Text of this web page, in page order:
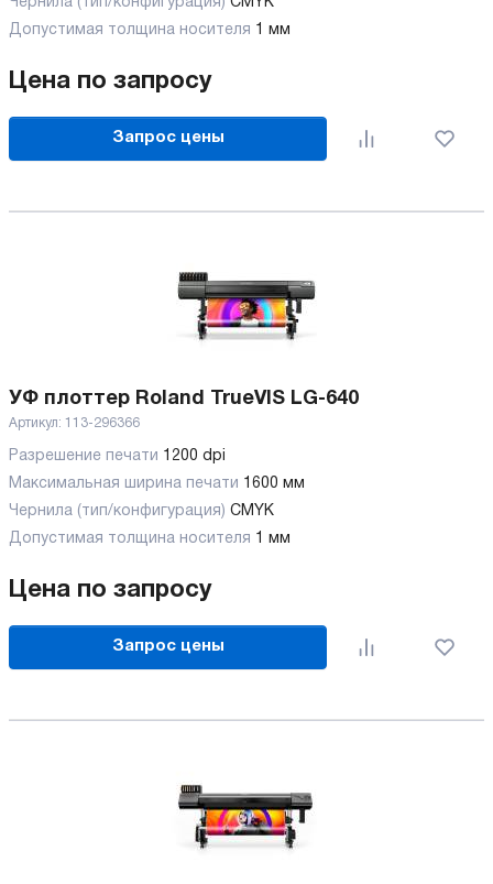
Допустимая толщина носителя 1 мм
Цена по запросу
Запрос цены
УФ плоттер Roland TrueVIS LG-640
Артикул: 113-296366
Разрешение печати 1200 dpi
Максимальная ширина печати 1600 мм
Чернила (тип/конфигурация) CMYK
Допустимая толщина носителя 1 мм
Цена по запросу
Запрос цены